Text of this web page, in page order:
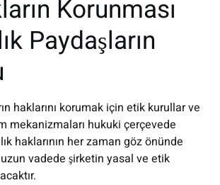
Korunması
Paydaşların
haklarını korumak için etik kurullar ve
mekanizmaları hukuki çerçevede
haklarının her zaman göz önünde
vadede şirketin yasal ve etik